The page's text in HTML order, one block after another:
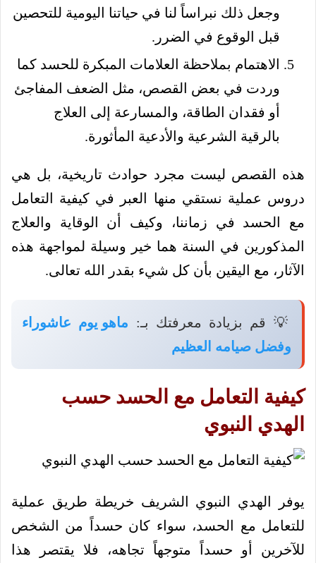
وجعل ذلك نبراساً لنا في حياتنا اليومية للتحصين
قبل الوقوع في الضرر.
الاهتمام بملاحظة العلامات المبكرة للحسد كما
وردت في بعض القصص، مثل الضعف المفاجئ
أو فقدان الطاقة، والمسارعة إلى العلاج
بالرقية الشرعية والأدعية المأثورة.
هذه القصص ليست مجرد حوادث تاريخية، بل هي
دروس عملية نستقي منها العبر في كيفية التعامل
مع الحسد في زماننا، وكيف أن الوقاية والعلاج
المذكورين في السنة هما خير وسيلة لمواجهة هذه
الآثار، مع اليقين بأن كل شيء بقدر الله تعالى.
💡 قم بزيادة معرفتك بـ: ماهو يوم عاشوراء
وفضل صيامه العظيم
كيفية التعامل مع الحسد حسب
الهدي النبوي
يوفر الهدي النبوي الشريف خريطة طريق عملية
للتعامل مع الحسد، سواء كان حسداً من الشخص
للآخرين أو حسداً متوجهاً تجاهه، فلا يقتصر هذا